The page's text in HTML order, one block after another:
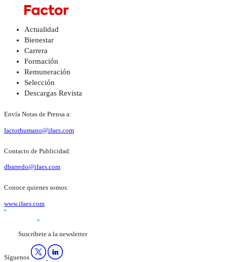
Actualidad
Bienestar
Carrera
Formación
Remuneración
Selección
Descargas Revista
Envía Notas de Prensa a:
factorhumano@ifaes.com
Contacto de Publicidad:
dbarredo@ifaes.com
Conoce quienes somos:
www.ifaes.com
Suscríbete a la newsletter
Síguenos